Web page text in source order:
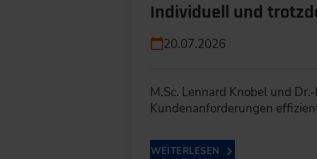
Individuell und
20.07.2026
M.Sc. Lennard Knobel und
Kundenanforderungen
WEITERLESEN